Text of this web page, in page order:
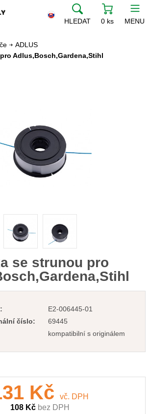
HLEDAT 0 ks MENU
ADLUS
Adlus,Bosch,Gardena,Stihl
se strunou pro
E2-006445-01
číslo:
69445
kompatibilní s originálem
Kč
vč. DPH
108 Kč bez DPH